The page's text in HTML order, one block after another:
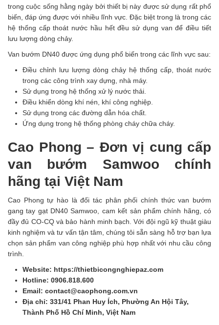
trong cuộc sống hằng ngày bởi thiết bị này được sử dụng rất phổ
biến, đáp ứng được với nhiều lĩnh vực. Đặc biệt trong là trong các
hệ thống cấp thoát nước hầu hết đều sử dụng van để điều tiết
lưu lượng dòng chảy.
Van bướm DN40 được ứng dụng phổ biến trong các lĩnh vực sau:
Điều chỉnh lưu lượng dòng chảy hệ thống cấp, thoát nước
trong các công trình xay dựng, nhà máy.
Sử dụng trong hệ thống xử lý nước thải.
Điều khiển dòng khí nén, khí công nghiệp.
Sử dụng trong các đường dẫn hóa chất.
Ứng dụng trong hệ thống phòng cháy chữa cháy.
Cao Phong – Đơn vị cung cấp
van bướm Samwoo chính
hãng tại Việt Nam
Cao Phong tự hào là đối tác phân phối chính thức van bướm
gang tay gạt DN40 Samwoo, cam kết sản phẩm chính hãng, có
đầy đủ CO-CQ và bảo hành minh bạch. Với đội ngũ kỹ thuật giàu
kinh nghiệm và tư vấn tận tâm, chúng tôi sẵn sàng hỗ trợ bạn lựa
chọn sản phẩm van công nghiệp phù hợp nhất với nhu cầu công
trình.
Website: https://thietbicongnghiepaz.com
Hotline: 0906.818.600
Email: contact@caophong.com.vn
Địa chỉ: 331/41 Phan Huy Ích, Phường An Hội Tây,
Thành Phố Hồ Chí Minh, Việt Nam